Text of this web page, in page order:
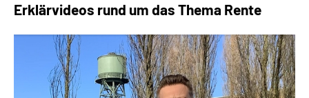
Erklärvideos rund um das Thema Rente